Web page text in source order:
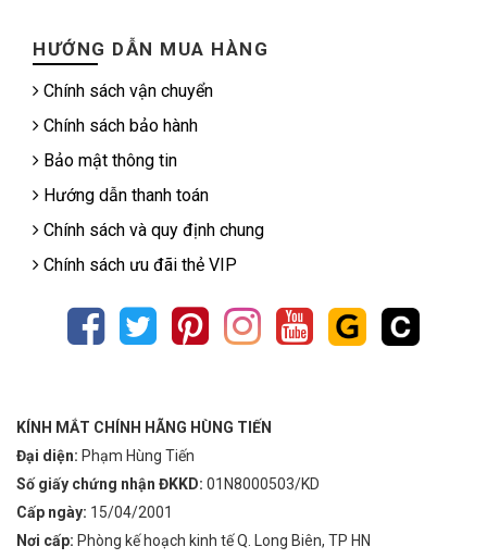
HƯỚNG DẪN MUA HÀNG
Chính sách vận chuyển
Chính sách bảo hành
Bảo mật thông tin
Hướng dẫn thanh toán
Chính sách và quy định chung
Chính sách ưu đãi thẻ VIP
KÍNH MẮT CHÍNH HÃNG HÙNG TIẾN
Đại diện: Phạm Hùng Tiến
Số giấy chứng nhận ĐKKD: 01N8000503/KD
Cấp ngày: 15/04/2001
Nơi cấp: Phòng kế hoạch kinh tế Q. Long Biên, TP HN